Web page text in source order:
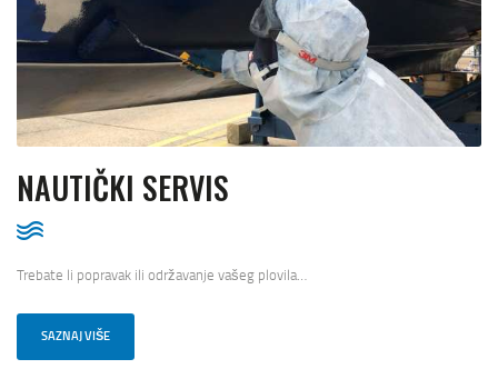
NAUTIČKI SERVIS
Trebate li popravak ili održavanje vašeg plovila…
SAZNAJ VIŠE